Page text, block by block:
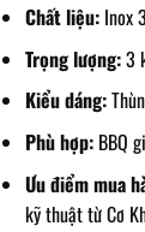
Chất liệu: Inox
Trọng lượng:3
Kiểu dáng:
Phù hợp: BBQ
Ưu điểm mua
kỹ thuật từ Cơ